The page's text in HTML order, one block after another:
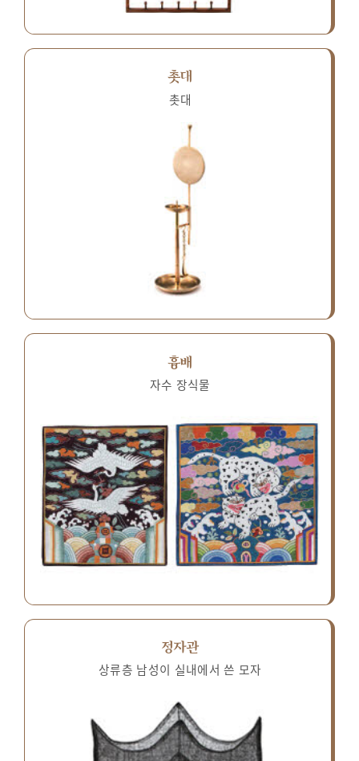
촛대
촛대
흉배
자수 장식물
정자관
상류층 남성이 실내에서 쓴 모자